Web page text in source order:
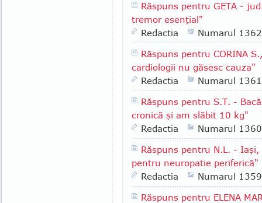
Răspuns pentru GETA -
tremor esenţial"
Redactia
Numarul 1362
Răspuns pentru CORINA
cardiologii nu găsesc cauza"
Redactia
Numarul 1361
Răspuns pentru S.T. -
cronică şi am slăbit 10 kg"
Redactia
Numarul 1360
Răspuns pentru N.L. -
pentru neuropatie periferică"
Redactia
Numarul 1359
Răspuns pentru ELENA